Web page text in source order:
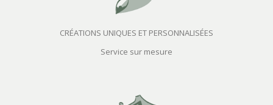
CRÉATIONS UNIQUES ET PERSONNALISÉES
Service sur mesure